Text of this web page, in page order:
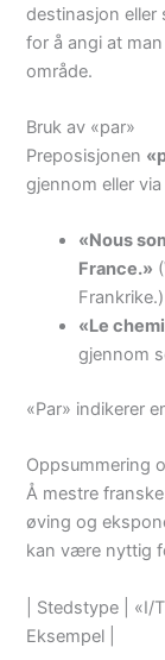
destinasjon eller
for å angi at
område.
Bruk av «par»
Preposisjonen
gjennom eller
«Nous
France.»
Frankrike.)
«Le
gjennom
«Par» indikerer
Oppsummering
Å mestre
øving og
kan være nyttig
| Stedstype | «I/
Eksempel |